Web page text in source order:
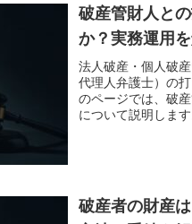
破産管財人と
か？実務運用
法人破産・個人破
代理人弁護士）の
のページでは、破
について説明します
破産者の財産